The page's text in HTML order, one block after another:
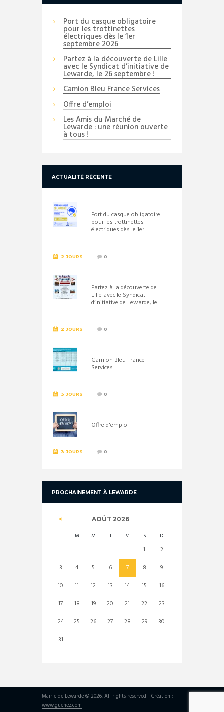
Port du casque obligatoire
pour les trottinettes
électriques dès le 1er
septembre 2026
Partez à la découverte de Lille
avec le Syndicat d’initiative de
Lewarde, le 26 septembre !
Camion Bleu France Services
Offre d’emploi
Les Amis du Marché de
Lewarde : une réunion ouverte
à tous !
ACTUALITÉ RÉCENTE
Port du casque obligatoire
pour les trottinettes
électriques dès le 1er
2 JOURS 0
Partez à la découverte de
Lille avec le Syndicat
d’initiative de Lewarde, le
2 JOURS 0
Camion Bleu France
Services
3 JOURS 0
Offre d'emploi
3 JOURS 0
PROCHAINEMENT À LEWARDE
AOÛT 2026
L M M J V S D
1
2
3
4 5 6 7 8
9
10
11 12 13 14 15
16
17
18 19 20 21 22
23
24
25 26 27 28 29
30
31
Mairie de Lewarde © 2026. All rights reserved - Création :
www.guenez.com